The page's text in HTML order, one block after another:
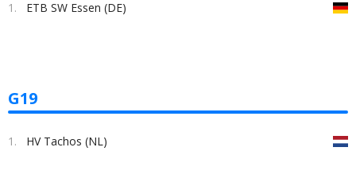
1. ETB SW Essen (DE)
G19
1. HV Tachos (NL)